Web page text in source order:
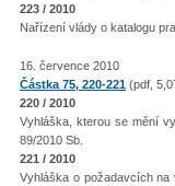
223 / 2010
Nařízení vlády o katalogu
16. července 2010
Částka 75, 220-221 (pdf,
220 / 2010
Vyhláška, kterou se mění
89/2010 Sb.
221 / 2010
Vyhláška o požadavcích